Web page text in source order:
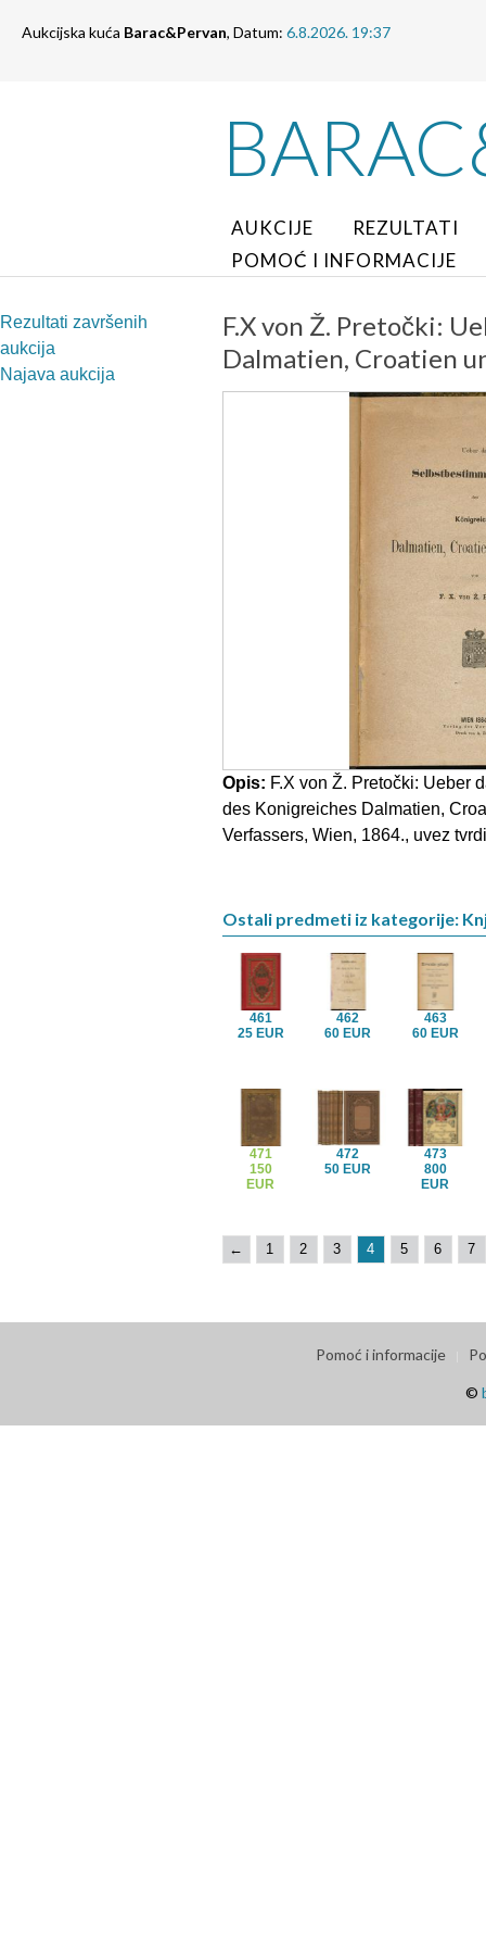
Aukcijska kuća Barac&Pervan, Datum: 6.8.2026. 19:37
AUKCIJE
REZULTATI
POMOĆ I INFORMACIJE
Rezultati završenih
aukcija
Najava aukcija
F.X von Ž. Pretočki:
Dalmatien, Croatien
Opis: F.X von Ž. Pretočki: Ueber
des Konigreiches Dalmatien,
Verfassers, Wien, 1864., uvez
Ostali predmeti iz kategorije:
461
25 EUR
462
60 EUR
463
60 EUR
471
150
EUR
472
50 EUR
473
800
EUR
← 1 2 3 4 5 6 7
Pomoć i informacije
©